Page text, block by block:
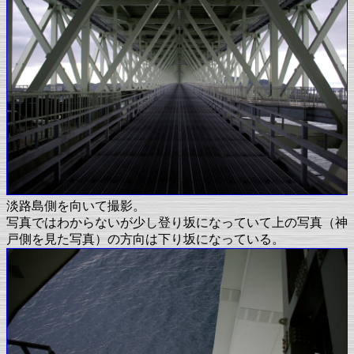
淡路島側を向いて撮影。
写真ではわからないが少し登り坂になっていて上の写真（神
戸側を見た写真）の方向は下り坂になっている。